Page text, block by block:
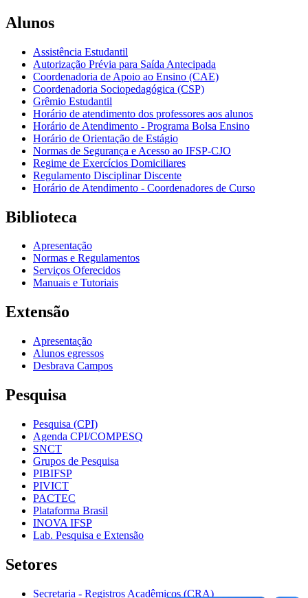
Alunos
Assistência Estudantil
Autorização Prévia para Saída Antecipada
Coordenadoria de Apoio ao Ensino (CAE)
Coordenadoria Sociopedagógica (CSP)
Grêmio Estudantil
Horário de atendimento dos professores aos alunos
Horário de Atendimento - Programa Bolsa Ensino
Horário de Orientação de Estágio
Normas de Segurança e Acesso ao IFSP-CJO
Regime de Exercícios Domiciliares
Regulamento Disciplinar Discente
Horário de Atendimento - Coordenadores de Curso
Biblioteca
Apresentação
Normas e Regulamentos
Serviços Oferecidos
Manuais e Tutoriais
Extensão
Apresentação
Alunos egressos
Desbrava Campos
Pesquisa
Pesquisa (CPI)
Agenda CPI/COMPESQ
SNCT
Grupos de Pesquisa
PIBIFSP
PIVICT
PACTEC
Plataforma Brasil
INOVA IFSP
Lab. Pesquisa e Extensão
Setores
Secretaria - Registros Acadêmicos (CRA)